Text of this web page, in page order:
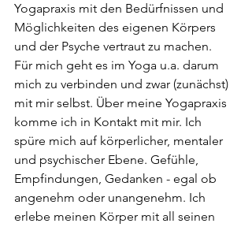
Yogapraxis mit den Bedürfnissen und
Möglichkeiten des eigenen Körpers
und der Psyche vertraut zu machen.
Für mich geht es im Yoga u.a. darum
mich zu verbinden und zwar (zunächst)
mit mir selbst. Über meine Yogapraxis
komme ich in Kontakt mit mir. Ich
spüre mich auf körperlicher, mentaler
und psychischer Ebene. Gefühle,
Empfindungen, Gedanken - egal ob
angenehm oder unangenehm. Ich
erlebe meinen Körper mit all seinen